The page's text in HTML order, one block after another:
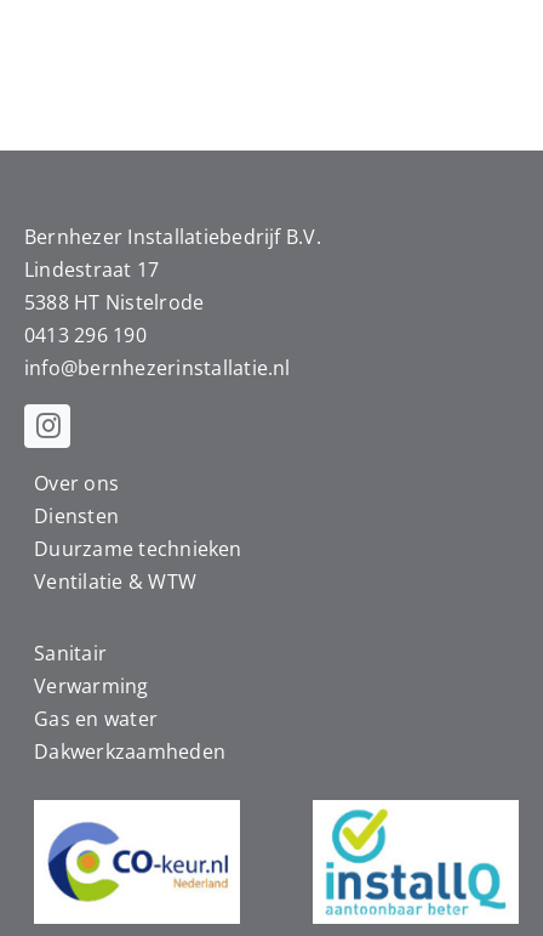
Bernhezer Installatiebedrijf B.V.
Lindestraat 17
5388 HT Nistelrode
0413 296 190
info@bernhezerinstallatie.nl
Over ons
Diensten
Duurzame technieken
Ventilatie & WTW
Sanitair
Verwarming
Gas en water
Dakwerkzaamheden